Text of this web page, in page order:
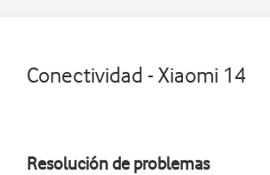
Conectividad - Xiaomi 14
Resolución de problemas